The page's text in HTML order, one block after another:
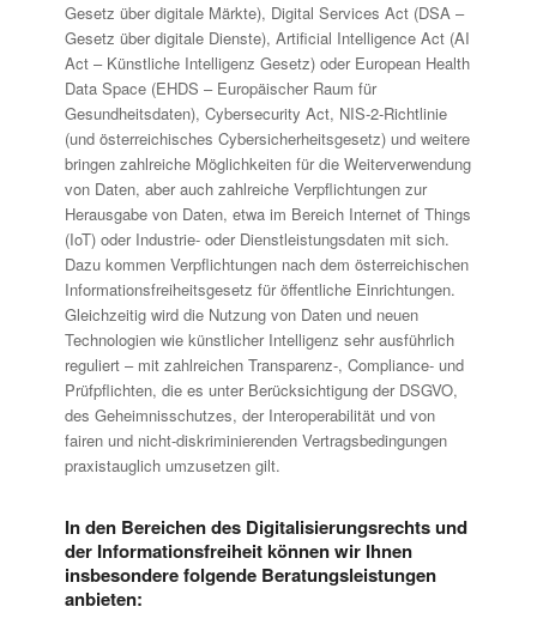
Gesetz über digitale Märkte), Digital Services Act (DSA –
Gesetz über digitale Dienste), Artificial Intelligence Act (AI
Act – Künstliche Intelligenz Gesetz) oder European Health
Data Space (EHDS – Europäischer Raum für
Gesundheitsdaten), Cybersecurity Act, NIS-2-Richtlinie
(und österreichisches Cybersicherheitsgesetz) und weitere
bringen zahlreiche Möglichkeiten für die Weiterverwendung
von Daten, aber auch zahlreiche Verpflichtungen zur
Herausgabe von Daten, etwa im Bereich Internet of Things
(IoT) oder Industrie- oder Dienstleistungsdaten mit sich.
Dazu kommen Verpflichtungen nach dem österreichischen
Informationsfreiheitsgesetz für öffentliche Einrichtungen.
Gleichzeitig wird die Nutzung von Daten und neuen
Technologien wie künstlicher Intelligenz sehr ausführlich
reguliert – mit zahlreichen Transparenz-, Compliance- und
Prüfpflichten, die es unter Berücksichtigung der DSGVO,
des Geheimnisschutzes, der Interoperabilität und von
fairen und nicht-diskriminierenden Vertragsbedingungen
praxistauglich umzusetzen gilt.
In den Bereichen des Digitalisierungsrechts und
der Informationsfreiheit können wir Ihnen
insbesondere folgende Beratungsleistungen
anbieten: